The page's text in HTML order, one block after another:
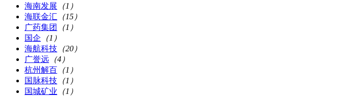
海南发展 （1）
海联金汇 （15）
广药集团
（1）
国企 （1）
海航科技 （20）
广誉远 （4）
杭州解百 （1）
国脉科技 （1）
国城矿业 （1）